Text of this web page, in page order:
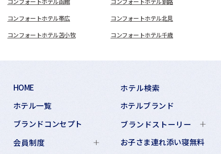
コンフォートホテル帯広 コンフォートホテル北見
コンフォートホテル苫小牧 コンフォートホテル千歳
HOME
ホテル検索
ホテル一覧
ホテルブランド
ブランドコンセプト
ブランドストーリー
会員制度
お子さま連れ添い寝無料